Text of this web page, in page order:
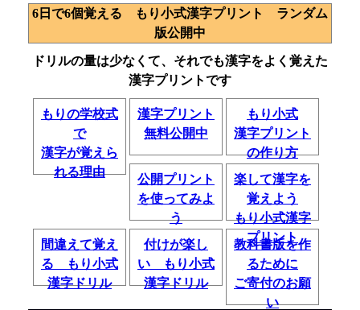
6日で6個覚える もり小式漢字プリント ランダム
版公開中
ドリルの量は少なくて、それでも漢字をよく覚えた
漢字プリントです
もりの学校式
で
漢字が覚えら
れる理由
漢字プリント
無料公開中
もり小式
漢字プリント
の作り方
公開プリント
を使ってみよ
う
楽して漢字を
覚えよう
もり小式漢字
プリント
間違えて覚え
る もり小式
漢字ドリル
付けが楽し
い もり小式
漢字ドリル
教科書版を作
るために
ご寄付のお願
い